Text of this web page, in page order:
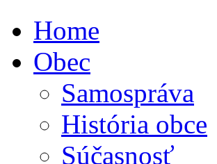
Home
Obec
Samospráva
História obce
Súčasnosť